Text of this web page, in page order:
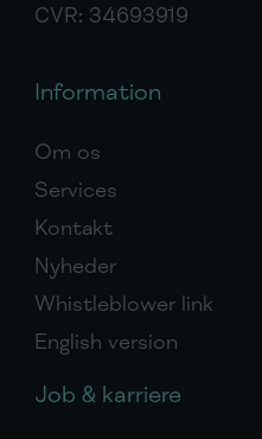
CVR: 34693919
Information
Om os
Services
Kontakt
Nyheder
Whistleblower link
English version
Job & karriere